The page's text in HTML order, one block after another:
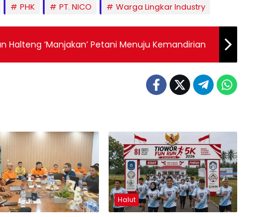
PHK PT. NICO Warga Lingkar Industry
Halteng ‘Manjakan’ Petani Menuju Kemandirian
Halut